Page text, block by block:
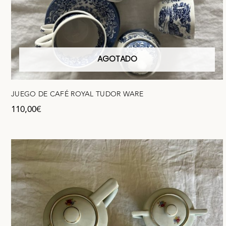
AGOTADO
JUEGO DE CAFÉ ROYAL TUDOR WARE
110,00€